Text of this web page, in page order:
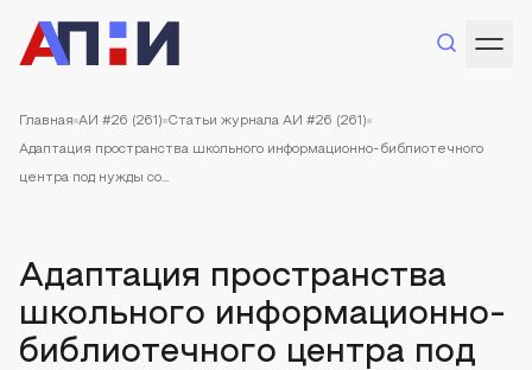
Главная АИ #26 (261) Статьи журнала АИ #26 (261)
Адаптация пространства школьного информационно-библиотечного
центра под нужды со...
Адаптация пространства
школьного информационно-
библиотечного центра под